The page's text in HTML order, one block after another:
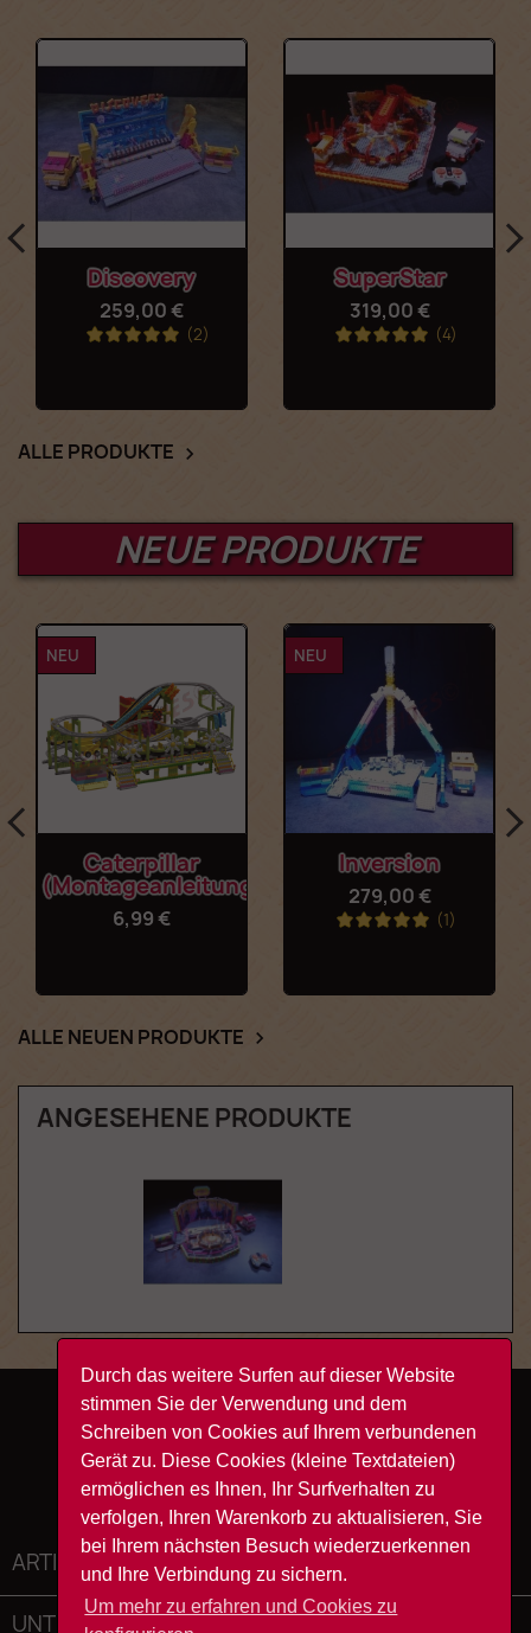
Durch das weitere Surfen auf dieser Website
stimmen Sie der Verwendung und dem
Schreiben von Cookies auf Ihrem verbundenen
Gerät zu. Diese Cookies (kleine Textdateien)
ermöglichen es Ihnen, Ihr Surfverhalten zu
verfolgen, Ihren Warenkorb zu aktualisieren, Sie
bei Ihrem nächsten Besuch wiederzuerkennen
und Ihre Verbindung zu sichern.
Um mehr zu erfahren und Cookies zu
Discovery
259,00 €
(2)
SuperStar
319,00 €
(4)
ALLE PRODUKTE 
NEUE PRODUKTE
Caterpillar
(Montageanleitung)
6,99 €
NEU
Inversion
279,00 €
(1)
NEU
ALLE NEUEN PRODUKTE 
ANGESEHENE PRODUKTE
FacebookYouTubeInstagram
TikTok
ARTIKEL
UNTERNEHMEN